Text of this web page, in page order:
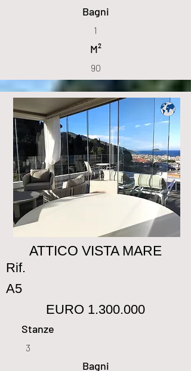
Bagni
1
M²
90
ATTICO VISTA MARE
Rif.
A5
EURO 1.300.000
Stanze
3
Bagni